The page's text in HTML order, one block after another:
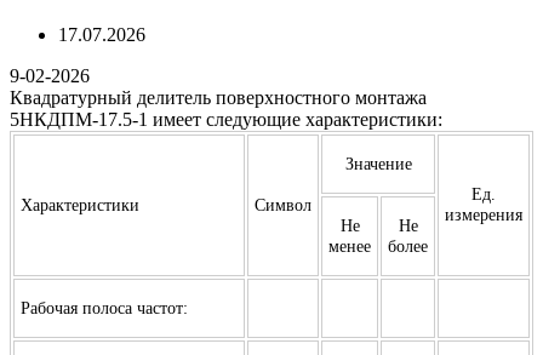
17.07.2026
9-02-2026
Квадратурный делитель поверхностного монтажа
5НКДПМ-17.5-1 имеет следующие характеристики:
Характеристики Символ
Значение
Ед.
измерения
Не
менее
Не
более
Рабочая полоса частот: